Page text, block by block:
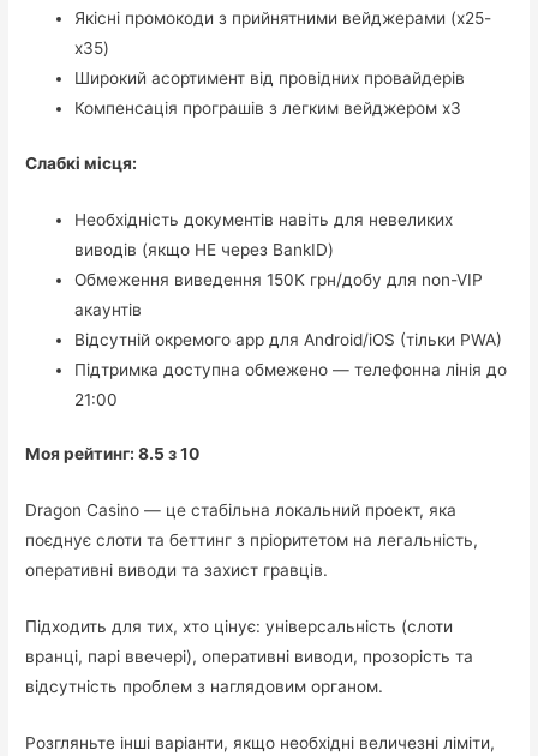
Якісні промокоди з прийнятними вейджерами (x25-
x35)
Широкий асортимент від провідних провайдерів
Компенсація програшів з легким вейджером x3
Слабкі місця:
Необхідність документів навіть для невеликих
виводів (якщо НЕ через BankID)
Обмеження виведення 150K грн/добу для non-VIP
акаунтів
Відсутній окремого app для Android/iOS (тільки PWA)
Підтримка доступна обмежено — телефонна лінія до
21:00
Моя рейтинг: 8.5 з 10
Dragon Casino — це стабільна локальний проект, яка
поєднує слоти та беттинг з пріоритетом на легальність,
оперативні виводи та захист гравців.
Підходить для тих, хто цінує: універсальність (слоти
вранці, парі ввечері), оперативні виводи, прозорість та
відсутність проблем з наглядовим органом.
Розгляньте інші варіанти, якщо необхідні величезні ліміти,